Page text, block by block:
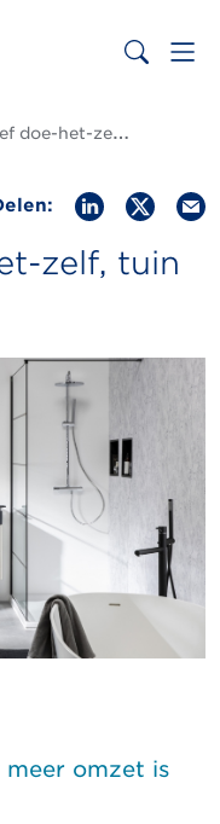
tuin en dier 11 februari 2021
zelf, tuin
meer omzet is